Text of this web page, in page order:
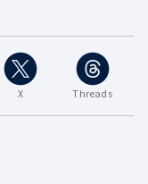
X Threads